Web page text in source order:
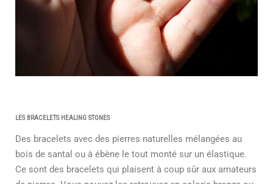
LES BRACELETS HEALING STONES
Des bracelets avec des pierres naturelles mélangées au
bois de santal ou à ébène le tout monté sur un élastique.
Ce sont des bracelets qui plaisent à coup sûr aux amateurs